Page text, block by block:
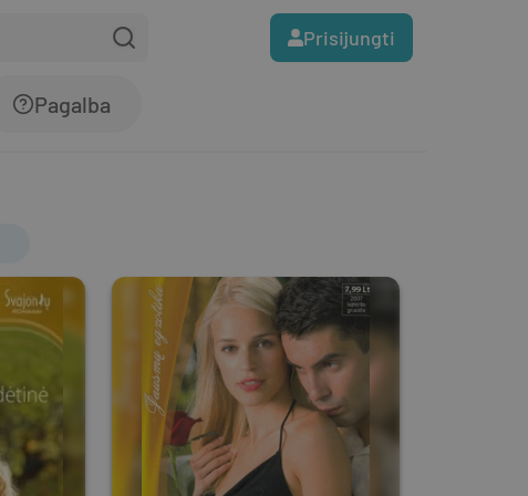
Prisijungti
Pagalba